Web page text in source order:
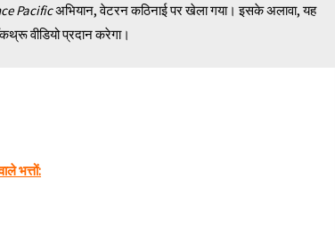
Pacificअभियान, वेटरन कठिनाई पर खेला गया। इसके अलावा, यह
वीडियो प्रदान करेगा।
भत्तों: